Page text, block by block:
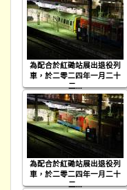
為配合於紅磡站展出退役列
車，於二零二四年一月二十
二...
為配合於紅磡站展出退役列
車，於二零二四年一月二十
二...